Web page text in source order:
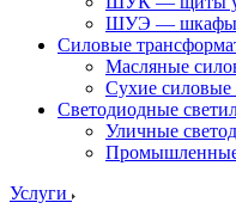
ШУЭ — шкафы
Силовые
Масляные
Сухие силовые
Светодиодные
Уличные
Промышленные
Услуги